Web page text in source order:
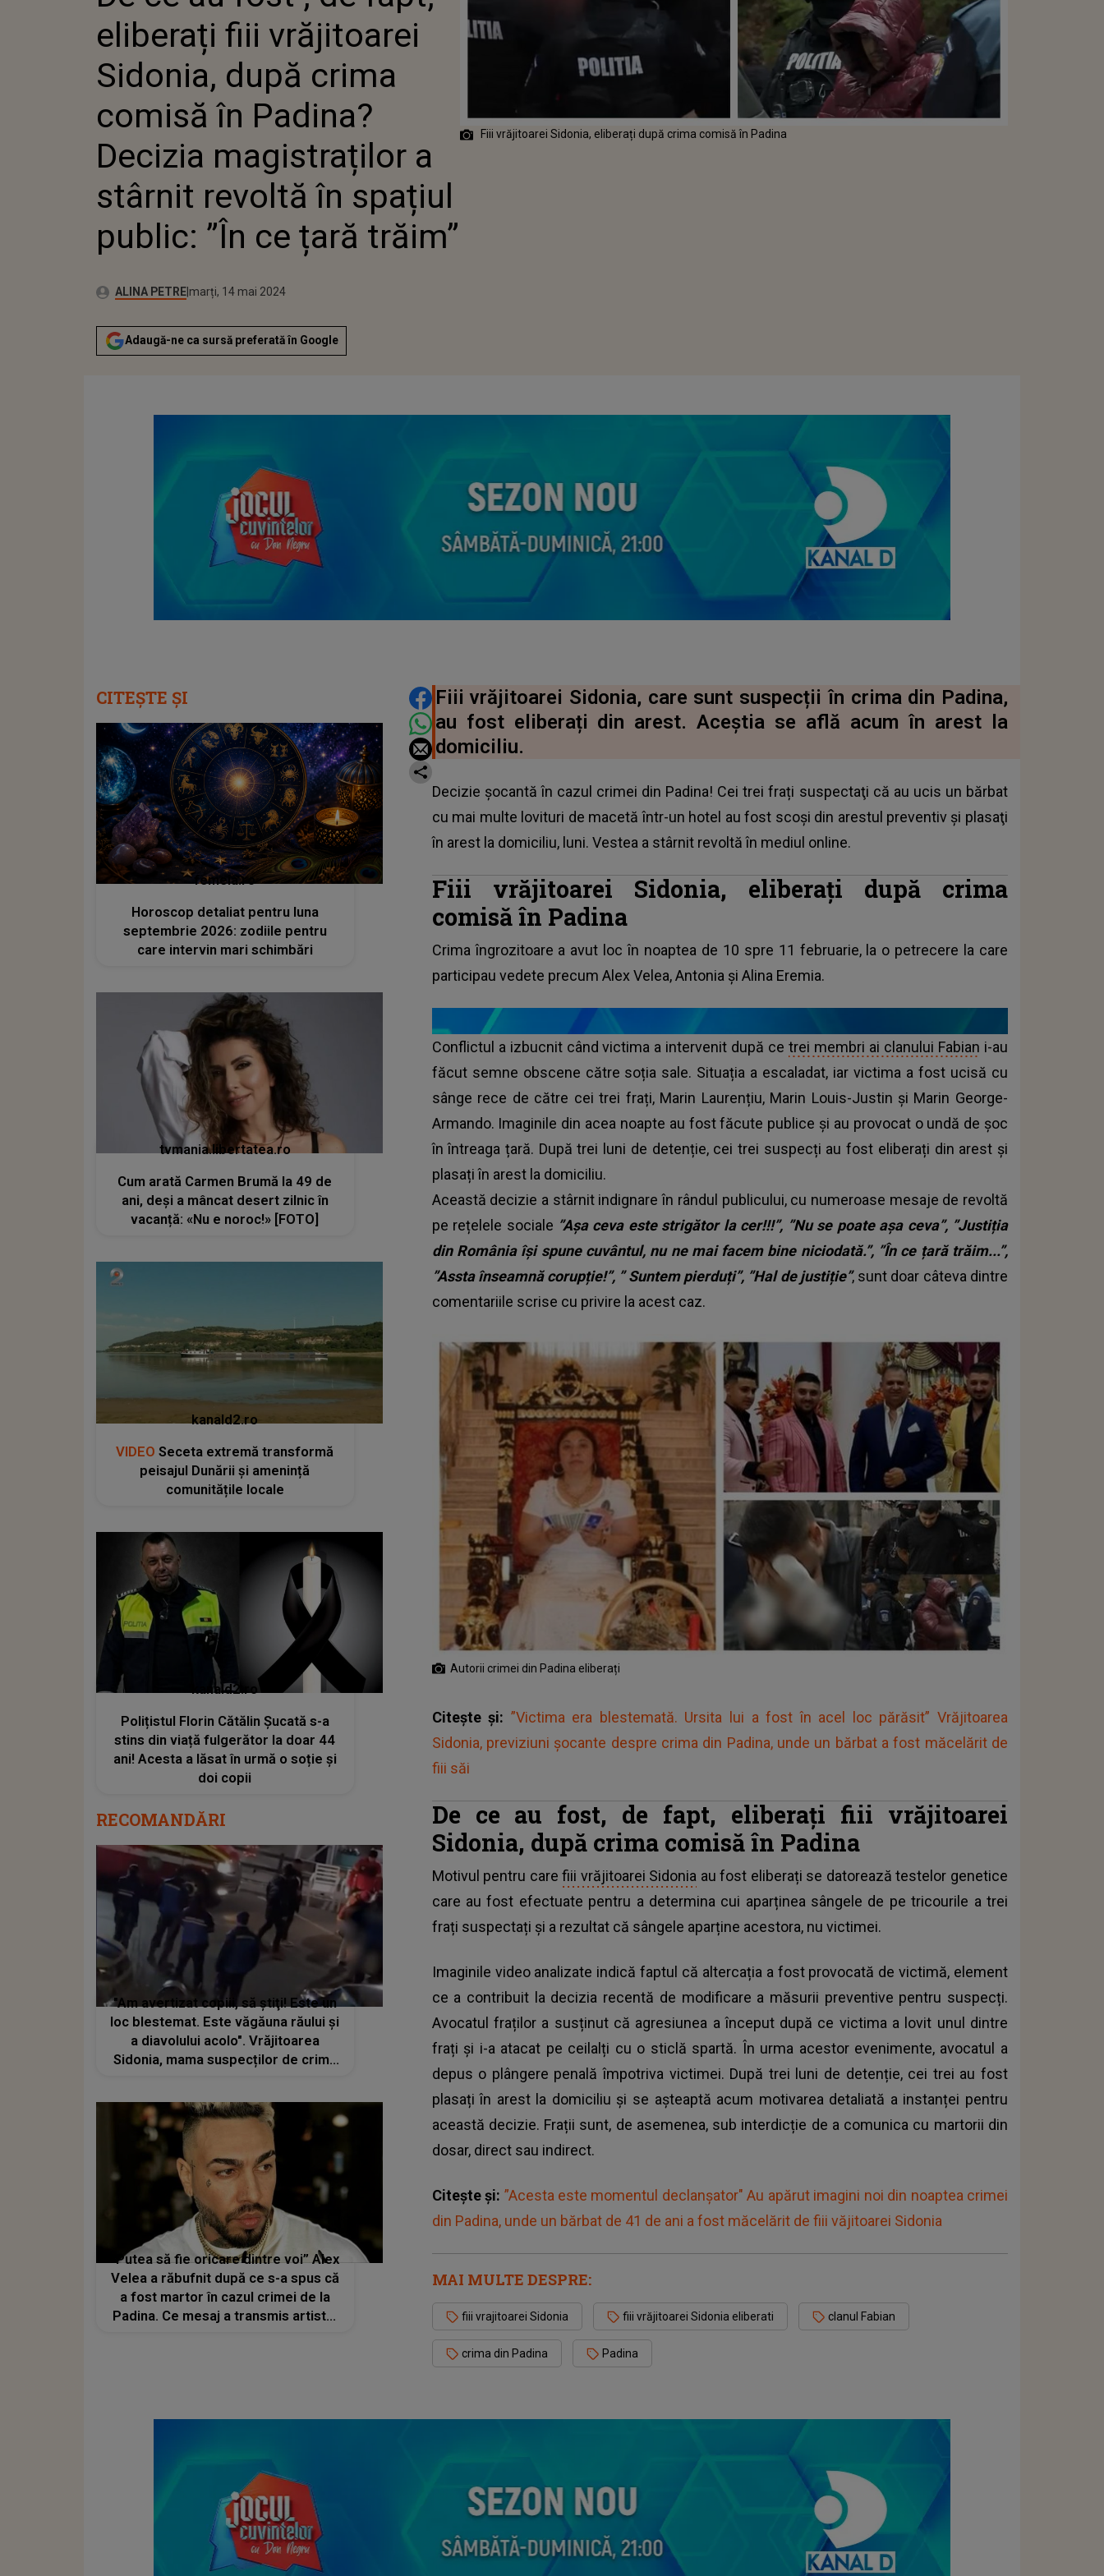
PADINA? DECIZIA MAGISTRAȚILOR
A STÂRNIT REVOLTĂ ÎN SPAȚIUL
PUBLIC: ”ÎN CE ȚARĂ TRĂIM”
eliberați fiii vrăjitoarei
Sidonia, după crima
comisă în Padina?
Decizia magistraților a
stârnit revoltă în spațiul
public: ”În ce țară trăim”
Autor:ALINA PETREPublicat:
marți, 14 mai 2024
Actualizat:
marți, 14 mai 2024
Adaugă-ne ca sursă preferată în Google
Fiii vrăjitoarei Sidonia, eliberați după crima comisă în Padina
DISTRIBUIE ARTICOLUL
Fiii vrăjitoarei Sidonia, care sunt suspecții în crima din Padina,
au fost eliberați din arest. Aceștia se află acum în arest la
domiciliu.
Decizie șocantă în cazul crimei din Padina! Cei trei frați suspectaţi că au ucis un bărbat
cu mai multe lovituri de macetă într-un hotel au fost scoşi din arestul preventiv şi plasaţi
în arest la domiciliu, luni. Vestea a stârnit revoltă în mediul online.
Fiii vrăjitoarei Sidonia, eliberați după crima
comisă în Padina
Crima îngrozitoare a avut loc în noaptea de 10 spre 11 februarie, la o petrecere la care
participau vedete precum Alex Velea, Antonia și Alina Eremia.
Conflictul a izbucnit când victima a intervenit după cetrei membri ai clanului Fabian i-au
făcut semne obscene către soția sale. Situația a escaladat, iar victima a fost ucisă cu
sânge rece de către cei trei frați, Marin Laurențiu, Marin Louis-Justin și Marin George-
Armando. Imaginile din acea noapte au fost făcute publice și au provocat o undă de șoc
în întreaga țară. După trei luni de detenție, cei trei suspecți au fost eliberați din arest și
plasați în arest la domiciliu.
Această decizie a stârnit indignare în rândul publicului, cu numeroase mesaje de revoltă
pe rețelele sociale ”Așa ceva este strigător la cer!!!”, ”Nu se poate așa ceva”, ”Justiția
din România își spune cuvântul, nu ne mai facem bine niciodată.”, ”În ce țară trăim...”,
”Assta înseamnă corupție!”, ” Suntem pierduți”, ”Hal de justiție”, sunt doar câteva dintre
comentariile scrise cu privire la acest caz.
Autorii crimei din Padina eliberați
Citește și: ”Victima era blestemată. Ursita lui a fost în acel loc părăsit” Vrăjitoarea
Sidonia, previziuni șocante despre crima din Padina, unde un bărbat a fost măcelărit de
fiii săi
De ce au fost, de fapt, eliberați fiii vrăjitoarei
Sidonia, după crima comisă în Padina
Motivul pentru carefiii vrăjitoarei Sidonia au fost eliberați se datorează testelor genetice
care au fost efectuate pentru a determina cui aparținea sângele de pe tricourile a trei
frați suspectați și a rezultat că sângele aparține acestora, nu victimei.
Imaginile video analizate indică faptul că altercația a fost provocată de victimă, element
ce a contribuit la decizia recentă de modificare a măsurii preventive pentru suspecți.
Avocatul fraților a susținut că agresiunea a început după ce victima a lovit unul dintre
frați și i-a atacat pe ceilalți cu o sticlă spartă. În urma acestor evenimente, avocatul a
depus o plângere penală împotriva victimei. După trei luni de detenție, cei trei au fost
plasați în arest la domiciliu și se așteaptă acum motivarea detaliată a instanței pentru
această decizie. Frații sunt, de asemenea, sub interdicție de a comunica cu martorii din
dosar, direct sau indirect.
Citește și: ”Acesta este momentul declanşator" Au apărut imagini noi din noaptea crimei
din Padina, unde un bărbat de 41 de ani a fost măcelărit de fiii văjitoarei Sidonia
MAI MULTE DESPRE:
fiii vrajitoarei Sidonia fiii vrăjitoarei Sidonia eliberati clanul Fabian
crima din Padina Padina
CITEȘTE ȘI
femeia.ro
Horoscop detaliat pentru luna
septembrie 2026: zodiile pentru
care intervin mari schimbări
tvmania.libertatea.ro
Cum arată Carmen Brumă la 49 de
ani, deși a mâncat desert zilnic în
vacanță: «Nu e noroc!» [FOTO]
kanald2.ro
VIDEO Seceta extremă transformă
peisajul Dunării și amenință
comunitățile locale
kanald2.ro
Polițistul Florin Cătălin Șucată s-a
stins din viață fulgerător la doar 44
ani! Acesta a lăsat în urmă o soție și
doi copii
RECOMANDĂRI
"Am avertizat copiii, să ştiţi! Este un
loc blestemat. Este văgăuna răului şi
a diavolului acolo". Vrăjitoarea
Sidonia, mama suspecților de crima
”Putea să fie oricare dintre voi” Alex
Velea a răbufnit după ce s-a spus că
a fost martor în cazul crimei de la
Padina. Ce mesaj a transmis artistul